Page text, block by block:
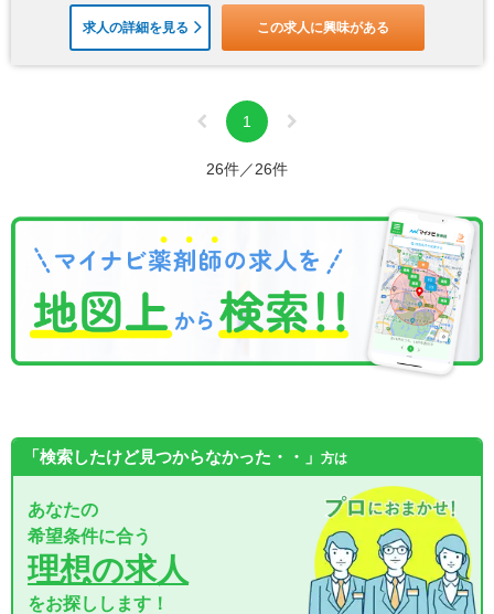
求人の詳細を見る この求人に興味がある
1
26件／26件
「検索したけど見つからなかった・・」 方は
あなたの
希望条件に合う
理想の求人
をお探しします！